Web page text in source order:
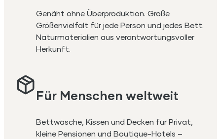
Genäht ohne Überproduktion. Große
Größenvielfalt für jede Person und jedes Bett.
Naturmaterialien aus verantwortungsvoller
Herkunft.
Für Menschen weltweit
Bettwäsche, Kissen und Decken für Privat,
kleine Pensionen und Boutique-Hotels –